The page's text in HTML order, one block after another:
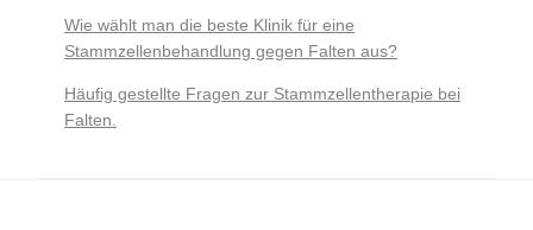
Wie wählt man die beste Klinik für eine
Stammzellenbehandlung gegen Falten aus?
Häufig gestellte Fragen zur Stammzellentherapie bei
Falten.